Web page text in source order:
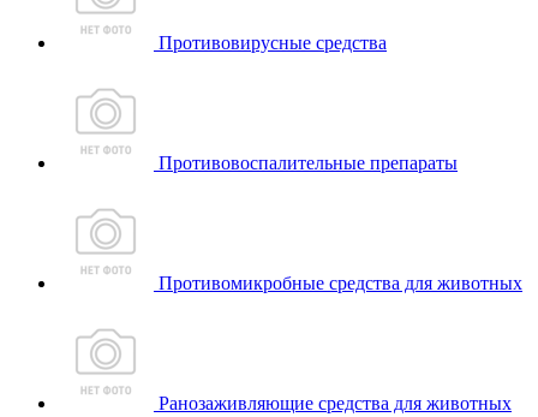
Противовирусные средства
Противовоспалительные препараты
Противомикробные средства для животных
Ранозаживляющие средства для животных